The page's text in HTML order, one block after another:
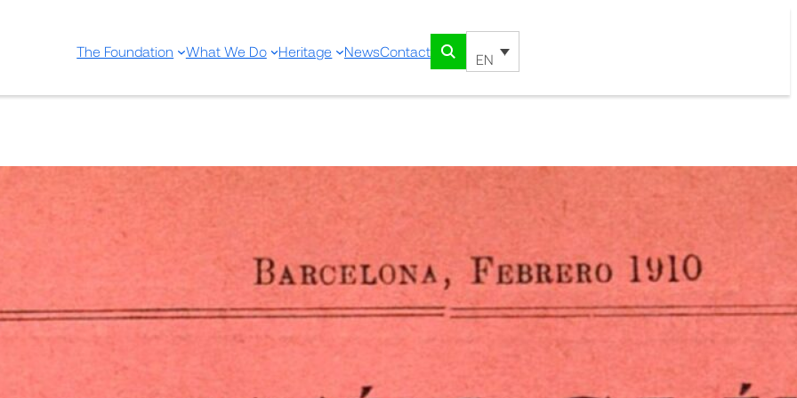
The Foundation What We Do Heritage NewsContact EN
Boletín clínico de la Casa de la Salud de Nuestra